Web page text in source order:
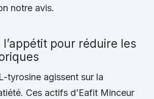
notre avis.
pour réduire les
tyrosine agissent sur la
Ces actifs d’Eafit Minceur